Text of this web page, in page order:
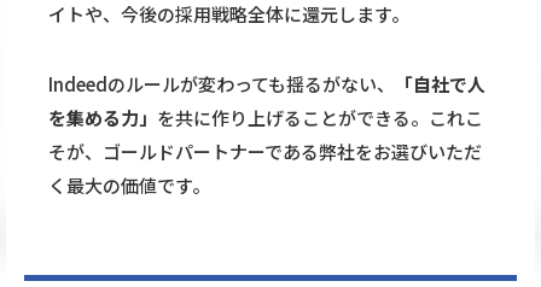
イトや、今後の採用戦略全体に還元します。
Indeedのルールが変わっても揺るがない、
「自社で人
を集める力」 を共に作り上げることができる。これこ
そが、ゴールドパートナーである弊社をお選びいただ
く最大の価値です。